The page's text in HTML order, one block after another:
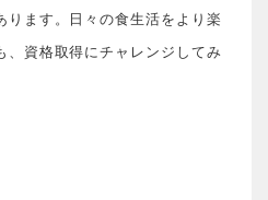
ります。日々の食生活をより楽
、資格取得にチャレンジしてみ